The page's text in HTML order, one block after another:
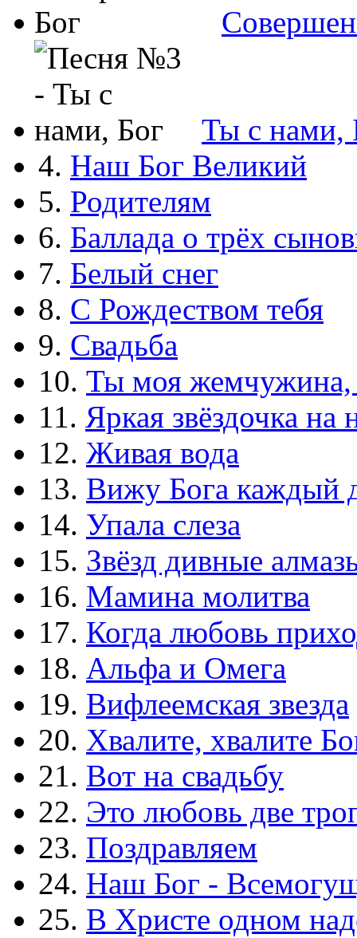
Ты с нами,
4. Наш Бог Великий
5. Родителям
6. Баллада о трёх
7. Белый снег
8. С Рождеством тебя
9. Свадьба
10. Ты моя жемчужина,
11. Яркая звёздочка на
12. Живая вода
13. Вижу Бога каждый
14. Упала слеза
15. Звёзд дивные
16. Мамина молитва
17. Когда любовь
18. Альфа и Омега
19. Вифлеемская звезда
20. Хвалите, хвалите
21. Вот на свадьбу
22. Это любовь две
23. Поздравляем
24. Наш Бог -
25. В Христе одном